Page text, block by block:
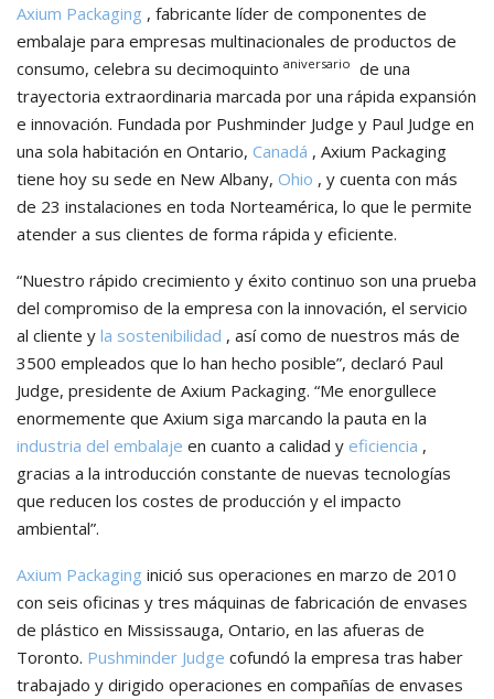
Axium Packaging , fabricante líder de componentes de
embalaje para empresas multinacionales de productos de
consumo, celebra su decimoquinto aniversario de una
trayectoria extraordinaria marcada por una rápida expansión
e innovación. Fundada por Pushminder Judge y Paul Judge en
una sola habitación en Ontario, Canadá , Axium Packaging
tiene hoy su sede en New Albany, Ohio , y cuenta con más
de 23 instalaciones en toda Norteamérica, lo que le permite
atender a sus clientes de forma rápida y eficiente.
“Nuestro rápido crecimiento y éxito continuo son una prueba
del compromiso de la empresa con la innovación, el servicio
al cliente y la sostenibilidad , así como de nuestros más de
3500 empleados que lo han hecho posible”, declaró Paul
Judge, presidente de Axium Packaging. “Me enorgullece
enormemente que Axium siga marcando la pauta en la
industria del embalaje en cuanto a calidad y eficiencia ,
gracias a la introducción constante de nuevas tecnologías
que reducen los costes de producción y el impacto
ambiental”.
Axium Packaging inició sus operaciones en marzo de 2010
con seis oficinas y tres máquinas de fabricación de envases
de plástico en Mississauga, Ontario, en las afueras de
Toronto. Pushminder Judge cofundó la empresa tras haber
trabajado y dirigido operaciones en compañías de envases